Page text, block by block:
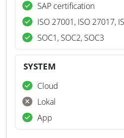
SAP certification
ISO 27001, ISO 27017,
SOC1, SOC2, SOC3
SYSTEM
Cloud
Lokal
App